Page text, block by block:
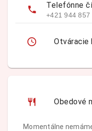
Telefónne
+421 944 857
Otváracie
Obedové
Momentálne